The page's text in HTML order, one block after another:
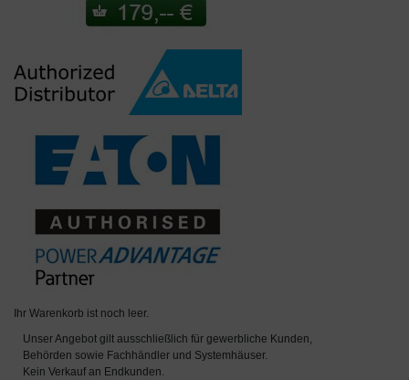
Ihr Warenkorb ist noch leer.
Unser Angebot gilt ausschließlich für gewerbliche Kunden,
Behörden sowie Fachhändler und Systemhäuser.
Kein Verkauf an Endkunden.